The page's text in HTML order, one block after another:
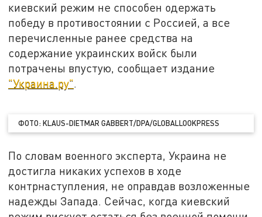
киевский режим не способен одержать
победу в противостоянии с Россией, а все
перечисленные ранее средства на
содержание украинских войск были
потрачены впустую, сообщает издание
"Украина.ру".
ФОТО:KLAUS-DIETMAR GABBERT/DPA/GLOBALLOOKPRESS
По словам военного эксперта, Украина не
достигла никаких успехов в ходе
контрнаступления, не оправдав возложенные
надежды Запада. Сейчас, когда киевский